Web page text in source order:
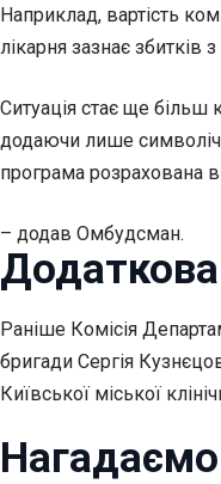
Наприклад, вартість
лікарня зазнає збитків
Ситуація стає ще
додаючи лише
програма розрахована
– додав Омбудсман.
Раніше Комісія
бригади Сергія
Київської міської
Нагадаємо